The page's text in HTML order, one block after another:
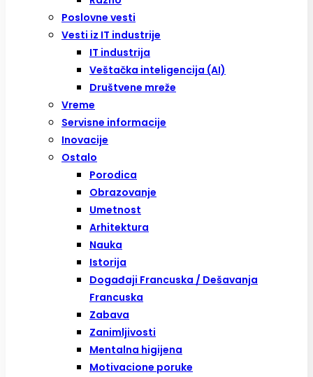
Poslovne vesti
Vesti iz IT industrije
IT industrija
Veštačka inteligencija (AI)
Društvene mreže
Vreme
Servisne informacije
Inovacije
Ostalo
Porodica
Obrazovanje
Umetnost
Arhitektura
Nauka
Istorija
Događaji Francuska / Dešavanja
Francuska
Zabava
Zanimljivosti
Mentalna higijena
Motivacione poruke